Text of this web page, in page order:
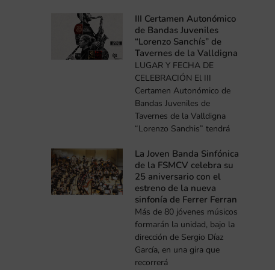
III Certamen Autonómico
de Bandas Juveniles
“Lorenzo Sanchís” de
Tavernes de la Valldigna
LUGAR Y FECHA DE
CELEBRACIÓN El III
Certamen Autonómico de
Bandas Juveniles de
Tavernes de la Valldigna
“Lorenzo Sanchis” tendrá
La Joven Banda Sinfónica
de la FSMCV celebra su
25 aniversario con el
estreno de la nueva
sinfonía de Ferrer Ferran
Más de 80 jóvenes músicos
formarán la unidad, bajo la
dirección de Sergio Díaz
García, en una gira que
recorrerá